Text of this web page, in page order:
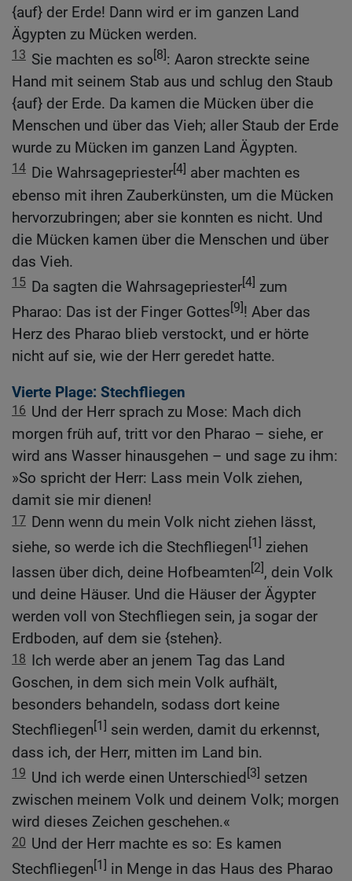
{auf} der Erde! Dann wird er im ganzen Land
Ägypten zu Mücken werden.
13 Sie machten es so[8]: Aaron streckte seine
Hand mit seinem Stab aus und schlug den Staub
{auf} der Erde. Da kamen die Mücken über die
Menschen und über das Vieh; aller Staub der Erde
wurde zu Mücken im ganzen Land Ägypten.
14 Die Wahrsagepriester[4] aber machten es
ebenso mit ihren Zauberkünsten, um die Mücken
hervorzubringen; aber sie konnten es nicht. Und
die Mücken kamen über die Menschen und über
das Vieh.
15 Da sagten die Wahrsagepriester[4] zum
Pharao: Das ist der Finger Gottes[9]! Aber das
Herz des Pharao blieb verstockt, und er hörte
nicht auf sie, wie der Herr geredet hatte.
Vierte Plage: Stechfliegen
16 Und der Herr sprach zu Mose: Mach dich
morgen früh auf, tritt vor den Pharao – siehe, er
wird ans Wasser hinausgehen – und sage zu ihm:
»So spricht der Herr: Lass mein Volk ziehen,
damit sie mir dienen!
17 Denn wenn du mein Volk nicht ziehen lässt,
siehe, so werde ich die Stechfliegen[1] ziehen
lassen über dich, deine Hofbeamten[2], dein Volk
und deine Häuser. Und die Häuser der Ägypter
werden voll von Stechfliegen sein, ja sogar der
Erdboden, auf dem sie {stehen}.
18 Ich werde aber an jenem Tag das Land
Goschen, in dem sich mein Volk aufhält,
besonders behandeln, sodass dort keine
Stechfliegen[1] sein werden, damit du erkennst,
dass ich, der Herr, mitten im Land bin.
19 Und ich werde einen Unterschied[3] setzen
zwischen meinem Volk und deinem Volk; morgen
wird dieses Zeichen geschehen.«
20 Und der Herr machte es so: Es kamen
Stechfliegen[1] in Menge in das Haus des Pharao